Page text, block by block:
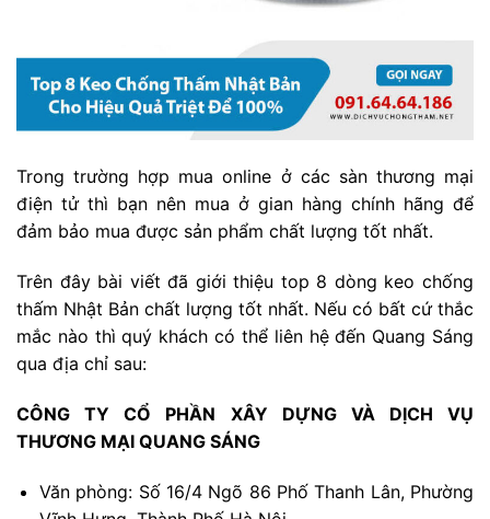
Trong trường hợp mua online ở các sàn thương mại
điện tử thì bạn nên mua ở gian hàng chính hãng để
đảm bảo mua được sản phẩm chất lượng tốt nhất.
Trên đây bài viết đã giới thiệu top 8 dòng keo chống
thấm Nhật Bản chất lượng tốt nhất. Nếu có bất cứ thắc
mắc nào thì quý khách có thể liên hệ đến Quang Sáng
qua địa chỉ sau:
CÔNG TY CỔ PHẦN XÂY DỰNG VÀ DỊCH VỤ
THƯƠNG MẠI QUANG SÁNG
Văn phòng: Số 16/4 Ngõ 86 Phố Thanh Lân, Phường